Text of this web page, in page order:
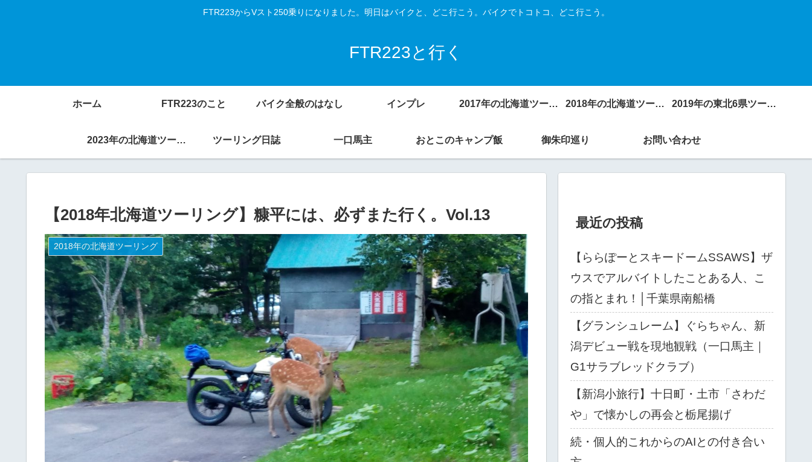
FTR223からVスト250乗りになりました。明日はバイクと、どこ行こう。バイクでトコトコ、どこ行こう。
FTR223と行く
ホーム FTR223のこと バイク全般のはなし インプレ 2017年の北海道ツーリング 2018年の北海道ツーリング 2019年の東北6県ツーリング
2023年の北海道ツーリング ツーリング日誌 一口馬主 おとこのキャンプ飯 御朱印巡り お問い合わせ
【2018年北海道ツーリング】糠平には、必ずまた行く。Vol.13
2018年の北海道ツーリング
最近の投稿
【ららぽーとスキードームSSAWS】ザ
ウスでアルバイトしたことある人、こ
の指とまれ！│千葉県南船橋
【グランシュレーム】ぐらちゃん、新
潟デビュー戦を現地観戦（一口馬主｜
G1サラブレッドクラブ）
【新潟小旅行】十日町・土市「さわだ
や」で懐かしの再会と栃尾揚げ
続・個人的これからのAIとの付き合い